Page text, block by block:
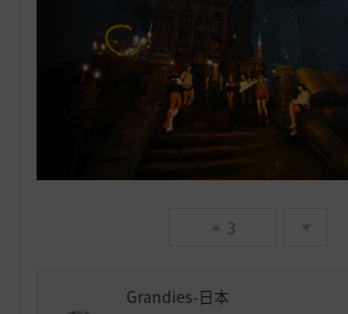
3
Grandies-日本